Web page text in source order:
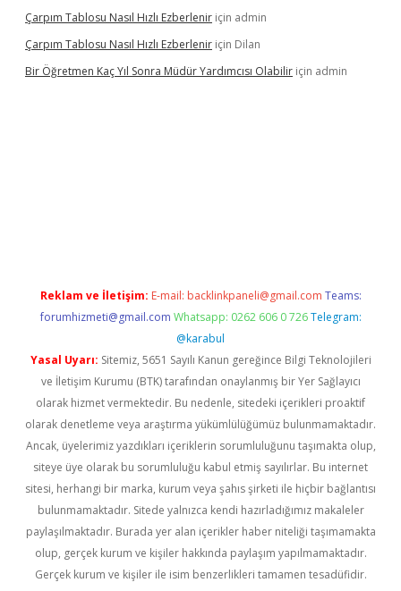
Çarpım Tablosu Nasıl Hızlı Ezberlenir için admin
Çarpım Tablosu Nasıl Hızlı Ezberlenir için Dilan
Bir Öğretmen Kaç Yıl Sonra Müdür Yardımcısı Olabilir için admin
Reklam ve İletişim: E-mail: backlinkpaneli@gmail.com Teams:
forumhizmeti@gmail.com Whatsapp: 0262 606 0 726 Telegram:
@karabul
Yasal Uyarı: Sitemiz, 5651 Sayılı Kanun gereğince Bilgi Teknolojileri
ve İletişim Kurumu (BTK) tarafından onaylanmış bir Yer Sağlayıcı
olarak hizmet vermektedir. Bu nedenle, sitedeki içerikleri proaktif
olarak denetleme veya araştırma yükümlülüğümüz bulunmamaktadır.
Ancak, üyelerimiz yazdıkları içeriklerin sorumluluğunu taşımakta olup,
siteye üye olarak bu sorumluluğu kabul etmiş sayılırlar. Bu internet
sitesi, herhangi bir marka, kurum veya şahıs şirketi ile hiçbir bağlantısı
bulunmamaktadır. Sitede yalnızca kendi hazırladığımız makaleler
paylaşılmaktadır. Burada yer alan içerikler haber niteliği taşımamakta
olup, gerçek kurum ve kişiler hakkında paylaşım yapılmamaktadır.
Gerçek kurum ve kişiler ile isim benzerlikleri tamamen tesadüfidir.